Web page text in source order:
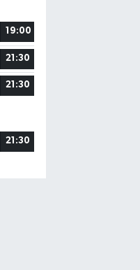
19:00
21:30
21:30
21:30